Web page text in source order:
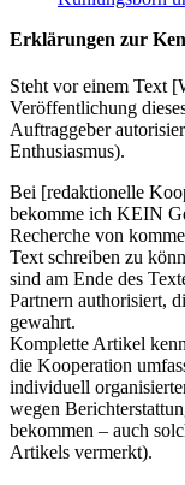
Erklärungen zur
Steht vor einem Text
Veröffentlichung
Auftraggeber
Enthusiasmus).
Bei [redaktionelle
bekomme ich KEIN
Recherche von
Text schreiben zu
sind am Ende des
Partnern authorisiert,
gewahrt.
Komplette Artikel
die Kooperation
individuell
wegen
bekommen – auch
Artikels vermerkt).